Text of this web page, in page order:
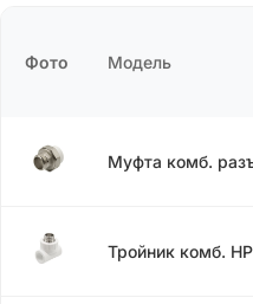
Фото Модель
Муфта комб.
Тройник комб.